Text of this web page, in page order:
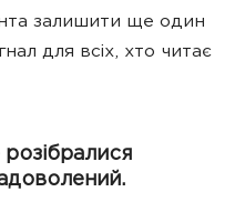
залишити ще один
для всіх, хто читає